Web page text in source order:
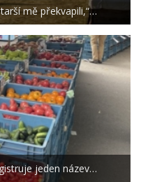
mě překvapili,“…
jeden název…